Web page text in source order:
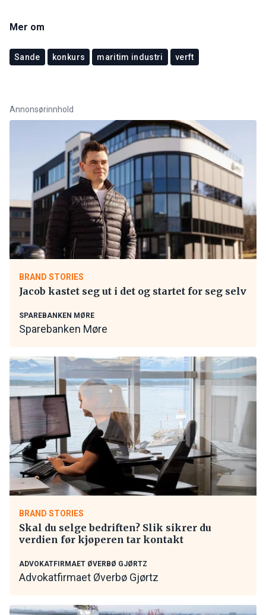
Mer om
Sande konkurs maritim industri verft
Annonsørinnhold
BRAND STORIES
Jacob kastet seg ut i det og startet for seg selv
SPAREBANKEN MØRE
Sparebanken Møre
BRAND STORIES
Skal du selge bedriften? Slik sikrer du
verdien før kjøperen tar kontakt
ADVOKATFIRMAET ØVERBØ GJØRTZ
Advokatfirmaet Øverbø Gjørtz